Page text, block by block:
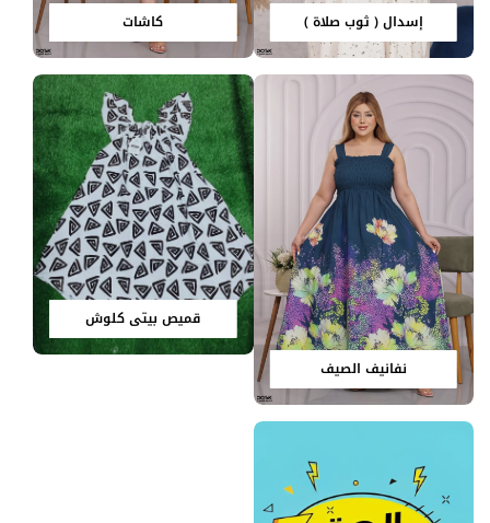
إسدال ( ثوب صلاة ) كاشات
نفانيف الصيف
قميص بيتي كلوش